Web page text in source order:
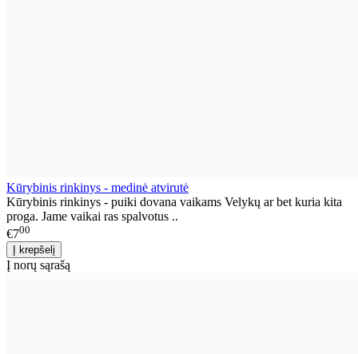
Kūrybinis rinkinys - medinė atvirutė
Kūrybinis rinkinys - puiki dovana vaikams Velykų ar bet kuria kita
proga. Jame vaikai ras spalvotus ..
€700
Į norų sąrašą